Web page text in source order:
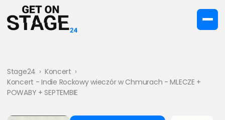
Stage24 › Koncert ›
Koncert - Indie Rockowy wieczór w Chmurach - MLECZE +
POWABY + SEPTEMBIE